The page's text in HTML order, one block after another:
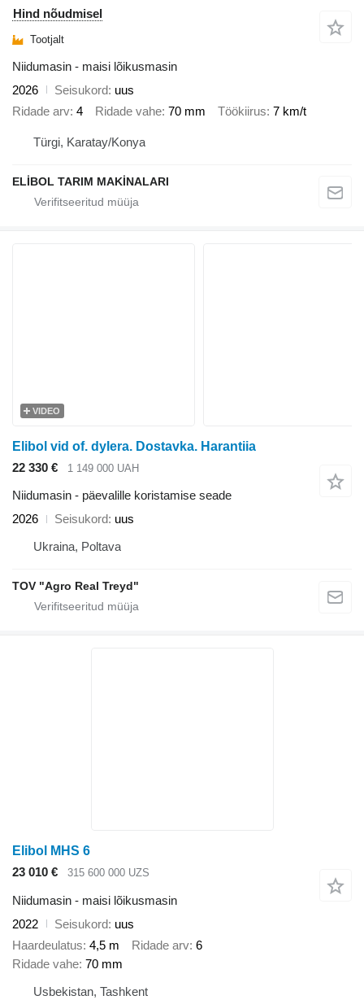
Hind nõudmisel
Tootjalt
Niidumasin - maisi lõikusmasin
2026
Seisukord uus
Ridade arv 4 Ridade vahe 70 mm Töökiirus 7 km/t
Türgi, Karatay/Konya
ELİBOL TARIM MAKİNALARI
VIDEO
Elibol vid of. dylera. Dostavka. Harantiia
22 330 €
1 149 000 UAH
Niidumasin - päevalille koristamise seade
2026
Seisukord uus
Ukraina, Poltava
TOV "Agro Real Treyd"
Elibol MHS 6
23 010 €
315 600 000 UZS
Niidumasin - maisi lõikusmasin
2022
Seisukord uus
Haardeulatus 4,5 m Ridade arv 6
Ridade vahe 70 mm
Usbekistan, Tashkent